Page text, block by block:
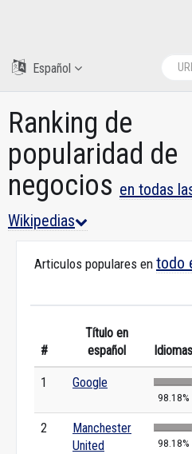
Español
Ranking de
popularidad de
negocios en todas
Wikipedias
Articulos populares en todo
#
Título en
español
Idiomas
1 Google
98.18%
2
Manchester
United
98.18%